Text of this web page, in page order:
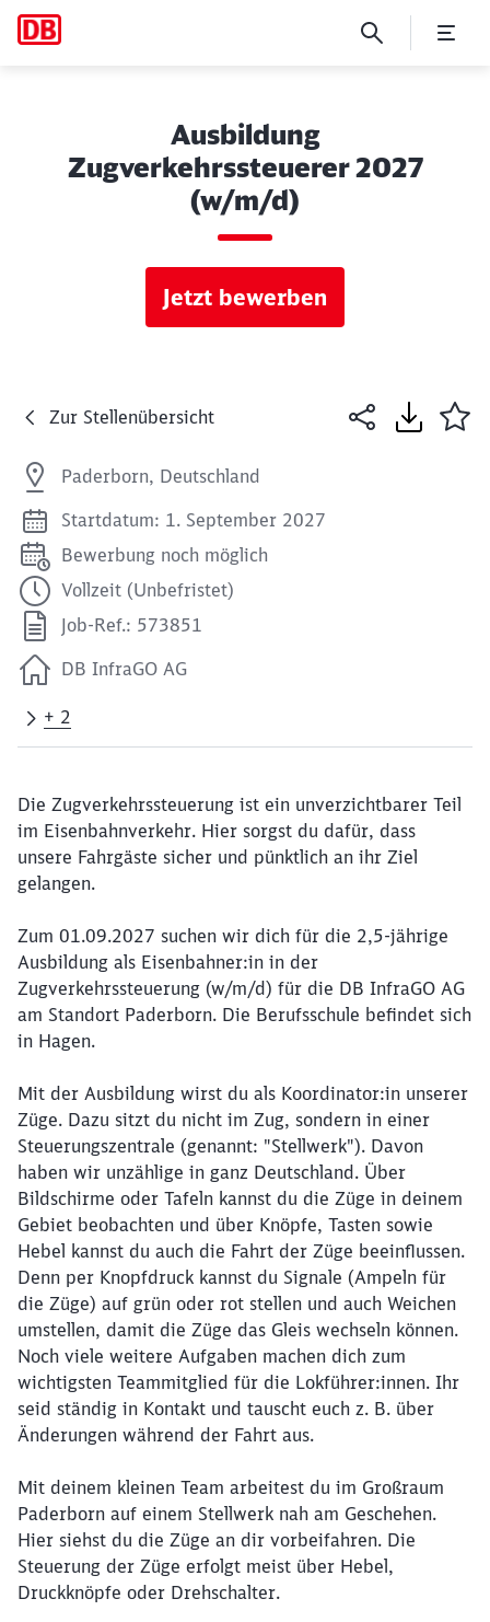
Ausbildung
Zugverkehrssteuerer 2027
(w/m/d)
Jetzt bewerben
Zur Stellenübersicht
Paderborn, Deutschland
Startdatum: 1. September 2027
Bewerbung noch möglich
Vollzeit (Unbefristet)
Job-Ref.: 573851
DB InfraGO AG
+ 2
Die Zugverkehrssteuerung ist ein unverzichtbarer Teil
im Eisenbahnverkehr. Hier sorgst du dafür, dass
unsere Fahrgäste sicher und pünktlich an ihr Ziel
gelangen.
Zum 01.09.2027 suchen wir dich für die 2,5-jährige
Ausbildung als Eisenbahner:in in der
Zugverkehrssteuerung (w/m/d) für die DB InfraGO AG
am Standort Paderborn. Die Berufsschule befindet sich
in Hagen.
Mit der Ausbildung wirst du als Koordinator:in unserer
Züge. Dazu sitzt du nicht im Zug, sondern in einer
Steuerungszentrale (genannt: "Stellwerk"). Davon
haben wir unzählige in ganz Deutschland. Über
Bildschirme oder Tafeln kannst du die Züge in deinem
Gebiet beobachten und über Knöpfe, Tasten sowie
Hebel kannst du auch die Fahrt der Züge beeinflussen.
Denn per Knopfdruck kannst du Signale (Ampeln für
die Züge) auf grün oder rot stellen und auch Weichen
umstellen, damit die Züge das Gleis wechseln können.
Noch viele weitere Aufgaben machen dich zum
wichtigsten Teammitglied für die Lokführer:innen. Ihr
seid ständig in Kontakt und tauscht euch z. B. über
Änderungen während der Fahrt aus.
Mit deinem kleinen Team arbeitest du im Großraum
Paderborn auf einem Stellwerk nah am Geschehen.
Hier siehst du die Züge an dir vorbeifahren. Die
Steuerung der Züge erfolgt meist über Hebel,
Druckknöpfe oder Drehschalter.